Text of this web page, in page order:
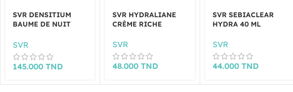
SVR DENSITIUM
BAUME DE NUIT
SVR
145.000 TND
SVR HYDRALIANE
CRÈME RICHE
SVR
48.000TND
SVR SEBIACLEAR
HYDRA 40 ML
SVR
44.000 TND